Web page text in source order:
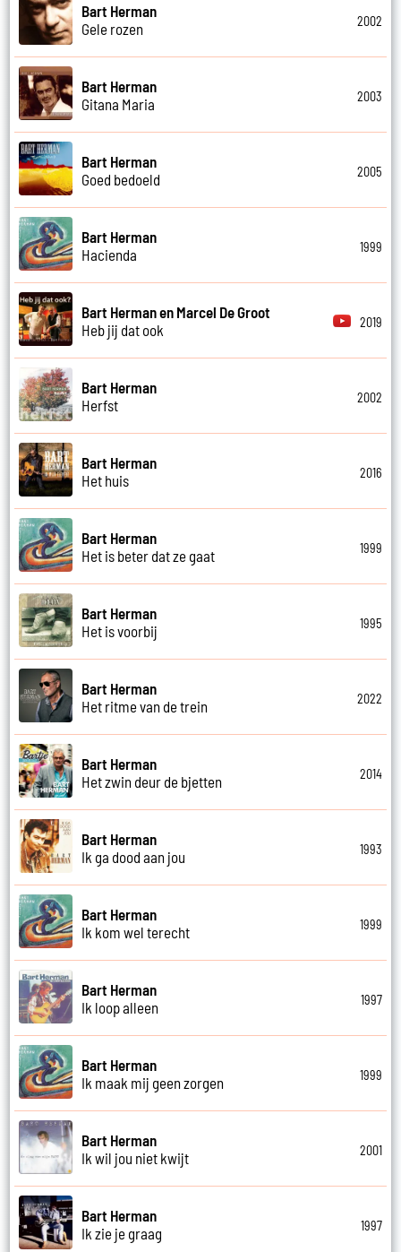
Bart Herman
Gele rozen
2002
Bart Herman
Gitana Maria
2003
Bart Herman
Goed bedoeld
2005
Bart Herman
Hacienda
1999
Bart Herman en Marcel De Groot
Heb jij dat ook
2019
Bart Herman
Herfst
2002
Bart Herman
Het huis
2016
Bart Herman
Het is beter dat ze gaat
1999
Bart Herman
Het is voorbij
1995
Bart Herman
Het ritme van de trein
2022
Bart Herman
Het zwin deur de bjetten
2014
Bart Herman
Ik ga dood aan jou
1993
Bart Herman
Ik kom wel terecht
1999
Bart Herman
Ik loop alleen
1997
Bart Herman
Ik maak mij geen zorgen
1999
Bart Herman
Ik wil jou niet kwijt
2001
Bart Herman
Ik zie je graag
1997